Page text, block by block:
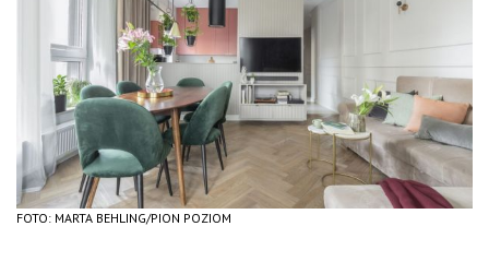
FOTO: MARTA BEHLING/PION POZIOM